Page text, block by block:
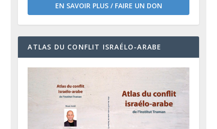
EN SAVOIR PLUS / FAIRE UN DON
ATLAS DU CONFLIT ISRAÉLO-ARABE